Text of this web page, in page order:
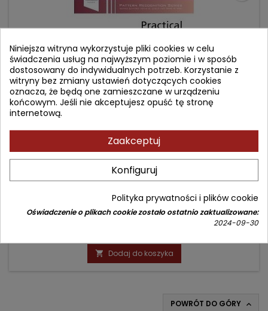
PRACTICAL PULMONARY PATHOLOGY
Autor: Kevin O. Leslie
(0)
A Diagnostic Approach
podstawowa
 Dodaj do koszyka
POWRÓT DO GÓRY 
Niniejsza witryna wykorzystuje pliki cookies w celu
świadczenia usług na najwyższym poziomie i w sposób
dostosowany do indywidualnych potrzeb. Korzystanie z
witryny bez zmiany ustawień dotyczących cookies
oznacza, że będą one zamieszczane w urządzeniu
końcowym. Jeśli nie akceptujesz opuść tę stronę
internetową.
Zaakceptuj
Konfiguruj
Polityka prywatności i plików cookie
Oświadczenie o plikach cookie zostało ostatnio zaktualizowane:
2024-09-30